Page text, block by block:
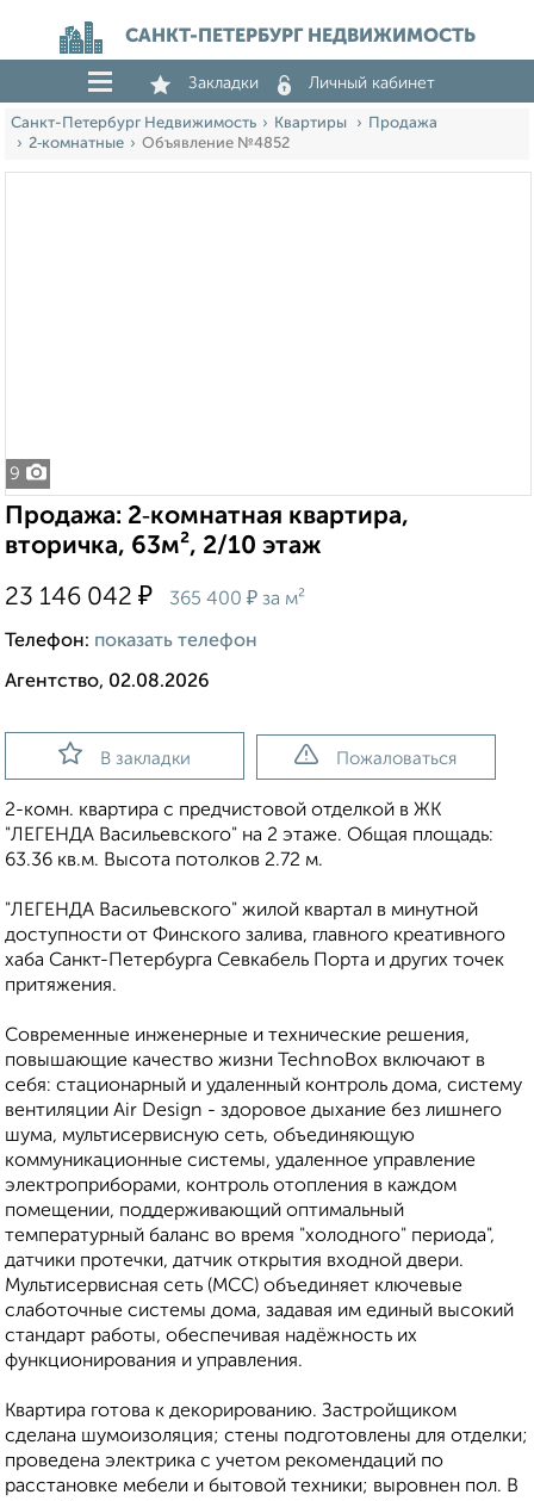
САНКТ-ПЕТЕРБУРГ НЕДВИЖИМОСТЬ
Закладки Личный кабинет
Санкт-Петербург Недвижимость Квартиры
Продажа
2‑комнатные
Объявление №4852
9
Продажа: 2‑комнатная квартира,
вторичка, 63м², 2/10 этаж
23 146 042 ₽ 365 400 ₽ за м²
Телефон: показать телефон
Агентство, 02.08.2026
В закладки Пожаловаться
2-комн. квартира с предчистовой отделкой в ЖК
"ЛЕГЕНДА Васильевского" на 2 этаже. Общая площадь:
63.36 кв.м. Высота потолков 2.72 м.
"ЛЕГЕНДА Васильевского" жилой квартал в минутной
доступности от Финского залива, главного креативного
хаба Санкт-Петербурга Севкабель Порта и других точек
притяжения.
Современные инженерные и технические решения,
повышающие качество жизни TechnoBox включают в
себя: стационарный и удаленный контроль дома, систему
вентиляции Air Design - здоровое дыхание без лишнего
шума, мультисервисную сеть, объединяющую
коммуникационные системы, удаленное управление
электроприборами, контроль отопления в каждом
помещении, поддерживающий оптимальный
температурный баланс во время "холодного" периода",
датчики протечки, датчик открытия входной двери.
Мультисервисная сеть (МСС) объединяет ключевые
слаботочные системы дома, задавая им единый высокий
стандарт работы, обеспечивая надёжность их
функционирования и управления.
Квартира готова к декорированию. Застройщиком
сделана шумоизоляция; стены подготовлены для отделки;
проведена электрика с учетом рекомендаций по
расстановке мебели и бытовой техники; выровнен пол. В